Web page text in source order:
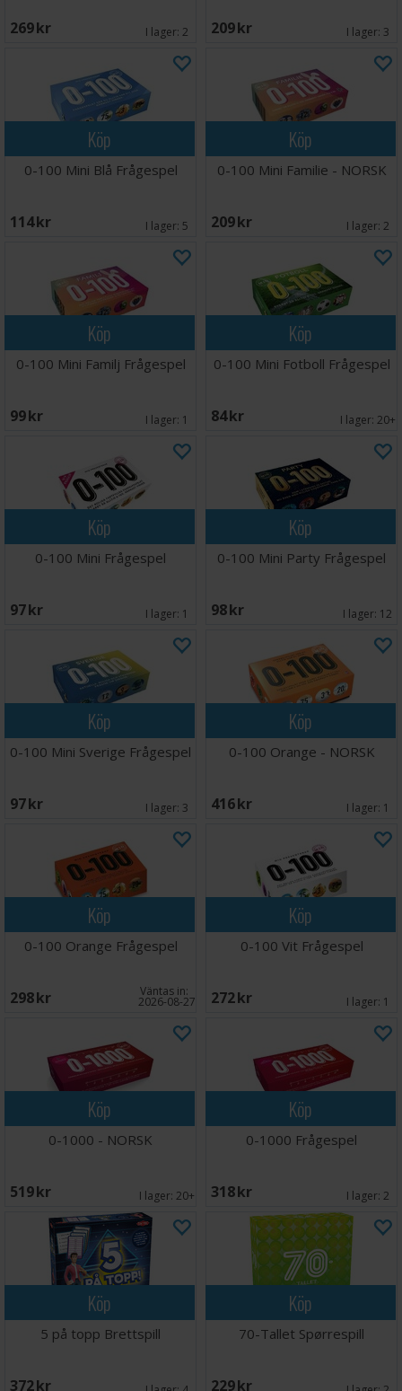
269 SEK I lager: 2 209 SEK I lager: 3
Köp
0-100 Mini Blå Frågespel
114 SEK I lager: 5
Köp
0-100 Mini Familie - NORSK
209 SEK I lager: 2
Köp
0-100 Mini Familj Frågespel
99 SEK I lager: 1
Köp
0-100 Mini Fotboll Frågespel
84 SEK I lager: 20+
Köp
0-100 Mini Frågespel
97 SEK I lager: 1
Köp
0-100 Mini Party Frågespel
98 SEK I lager: 12
Köp
0-100 Mini Sverige Frågespel
97 SEK I lager: 3
Köp
0-100 Orange - NORSK
416 SEK I lager: 1
Köp
0-100 Orange Frågespel
298 SEK Väntas in:
2026-08-27
Köp
0-100 Vit Frågespel
272 SEK I lager: 1
Köp
0-1000 - NORSK
519 SEK I lager: 20+
Köp
0-1000 Frågespel
318 SEK I lager: 2
Köp
5 på topp Brettspill
372 SEK
Köp
70-Tallet Spørrespill
229 SEK